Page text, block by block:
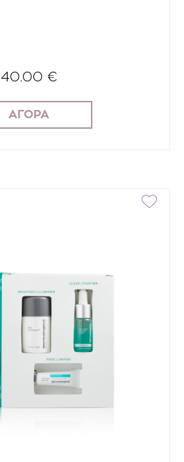
40.00 €
ΑΓΟΡΑ